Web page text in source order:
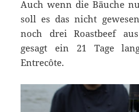
Auch wenn die Bäuche
soll es das nicht
noch drei Roastbeef
gesagt ein 21 Tage
Entrecôte.